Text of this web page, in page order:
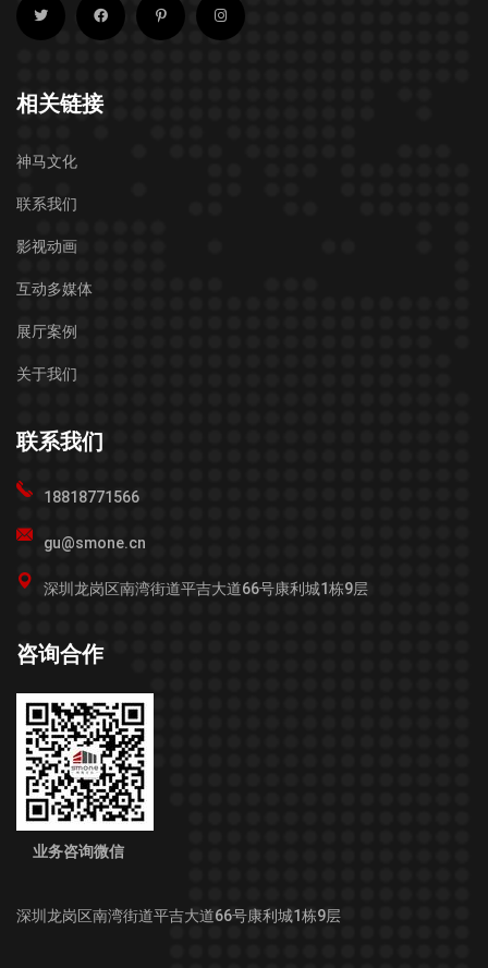
相关链接
神马文化
联系我们
影视动画
互动多媒体
展厅案例
关于我们
联系我们
18818771566
gu@smone.cn
深圳龙岗区南湾街道平吉大道66号康利城1栋9层
咨询合作
业务咨询微信
深圳龙岗区南湾街道平吉大道66号康利城1栋9层